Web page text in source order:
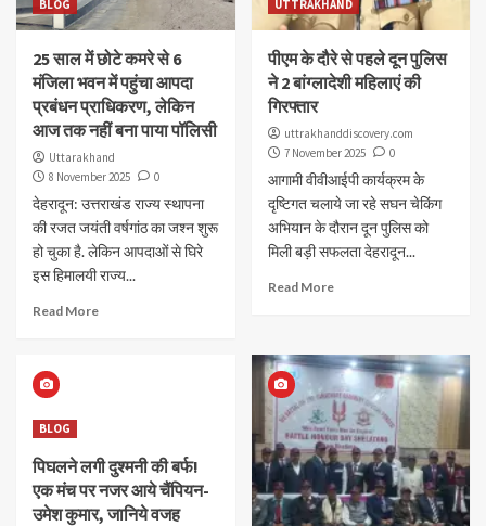
BLOG
25 साल में छोटे कमरे से 6
मंजिला भवन में पहुंचा आपदा
प्रबंधन प्राधिकरण, लेकिन
आज तक नहीं बना पाया पॉलिसी
Uttarakhand
8 November 2025
0
देहरादून: उत्तराखंड राज्य स्थापना
की रजत जयंती वर्षगांठ का जश्न शुरू
हो चुका है. लेकिन आपदाओं से घिरे
इस हिमालयी राज्य...
Read More
UTTRAKHAND
पीएम के दौरे से पहले दून पुलिस
ने 2 बांग्लादेशी महिलाएं की
गिरफ्तार
uttrakhanddiscovery.com
7 November 2025
0
आगामी वीवीआईपी कार्यक्रम के
दृष्टिगत चलाये जा रहे सघन चेकिंग
अभियान के दौरान दून पुलिस को
मिली बड़ी सफलता देहरादून...
Read More
BLOG
पिघलने लगी दुश्मनी की बर्फ!
एक मंच पर नजर आये चैंपियन-
उमेश कुमार, जानिये वजह